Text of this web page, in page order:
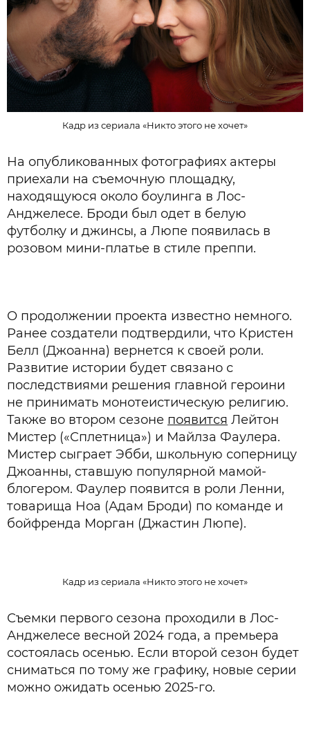
Кадр из сериала «Никто этого не хочет»
На опубликованных фотографиях актеры
приехали на съемочную площадку,
находящуюся около боулинга в Лос-
Анджелесе. Броди был одет в белую
футболку и джинсы, а Люпе появилась в
розовом мини-платье в стиле преппи.
О продолжении проекта известно немного.
Ранее создатели подтвердили, что Кристен
Белл (Джоанна) вернется к своей роли.
Развитие истории будет связано с
последствиями решения главной героини
не принимать монотеистическую религию.
Также во втором сезоне появится Лейтон
Мистер («Сплетница») и Майлза Фаулера.
Мистер сыграет Эбби, школьную соперницу
Джоанны, ставшую популярной мамой-
блогером. Фаулер появится в роли Ленни,
товарища Ноа (Адам Броди) по команде и
бойфренда Морган (Джастин Люпе).
Кадр из сериала «Никто этого не хочет»
Съемки первого сезона проходили в Лос-
Анджелесе весной 2024 года, а премьера
состоялась осенью. Если второй сезон будет
сниматься по тому же графику, новые серии
можно ожидать осенью 2025-го.